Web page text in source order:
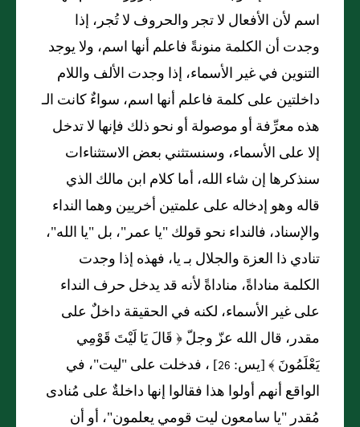
اسم لأن الأفعال لا تجر والحروف لا تُجر، إذا
وجدت أن الكلمة منونةً فاعلم أنها اسم، ولا يوجد
التنوين في غير الأسماء، إذا وجدت الألف واللام
داخلتين على كلمة فاعلم أنها اسم، سواءٌ كانت الـ
هذه معرِّفة أو موصولة أو نحو ذلك فإنها لا تدخل
إلا على الأسماء، وسنستثني بعض الاستثناءات
سنذكرها إن شاء الله، أما كلام ابن مالك الذي
قاله وهو إدخاله على علمتين أخريين وهما النداء
والإسناد، فالنداء نحو قولك "يا عمر"، بل "يا الله"،
تنادي ذا العزة والجلال بـ يا، فهذه إذا وجدت
الكلمة مناداةً، مناداةً لأنه قد يدخل حرف النداء
على غير الأسماء، لكنه في الحقيقة داخلٌ على
مقدر، قال الله عزّ وجلّ ﴿ قَالَ يَا لَيْتَ قَوْمِي
يَعْلَمُونَ ﴾ [يس: 26] ، فدخلت على "ليت"، في
الواقع أنهم أولوا هذا فقالوا إنها داخلةٌ على مُنادى
مُقدر "يا سامعون ليت قومي يعلمون"، أو أن